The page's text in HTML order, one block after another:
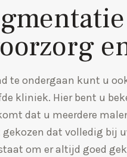
te ondergaan kunt u
kliniek. Hier bent u
dat u meerdere
dat volledig bij
om er altijd goed